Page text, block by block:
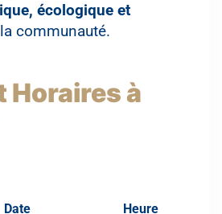
écologique et
communauté.
Horaires à
Date Heure